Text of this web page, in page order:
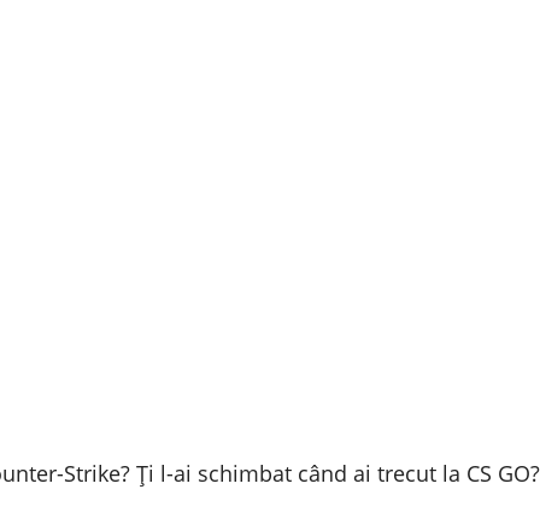
Strike? Ți l-ai schimbat când ai trecut la CS GO?